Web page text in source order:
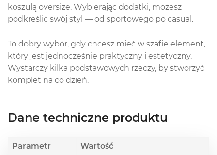
koszulą oversize. Wybierając dodatki, możesz
podkreślić swój styl — od sportowego po casual.
To dobry wybór, gdy chcesz mieć w szafie element,
który jest jednocześnie praktyczny i estetyczny.
Wystarczy kilka podstawowych rzeczy, by stworzyć
komplet na co dzień.
Dane techniczne produktu
Parametr Wartość